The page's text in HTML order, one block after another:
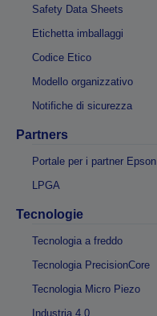
Safety Data Sheets
Etichetta imballaggi
Codice Etico
Modello organizzativo
Notifiche di sicurezza
Partners
Portale per i partner Epson
LPGA
Tecnologie
Tecnologia a freddo
Tecnologia PrecisionCore
Tecnologia Micro Piezo
Industria 4.0